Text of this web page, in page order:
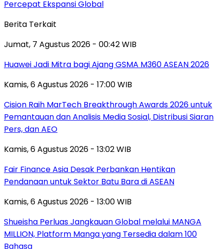
Percepat Ekspansi Global
Berita Terkait
Jumat, 7 Agustus 2026 - 00:42 WIB
Huawei Jadi Mitra bagi Ajang GSMA M360 ASEAN 2026
Kamis, 6 Agustus 2026 - 17:00 WIB
Cision Raih MarTech Breakthrough Awards 2026 untuk
Pemantauan dan Analisis Media Sosial, Distribusi Siaran
Pers, dan AEO
Kamis, 6 Agustus 2026 - 13:02 WIB
Fair Finance Asia Desak Perbankan Hentikan
Pendanaan untuk Sektor Batu Bara di ASEAN
Kamis, 6 Agustus 2026 - 13:00 WIB
Shueisha Perluas Jangkauan Global melalui MANGA
MILLION, Platform Manga yang Tersedia dalam 100
Bahasa